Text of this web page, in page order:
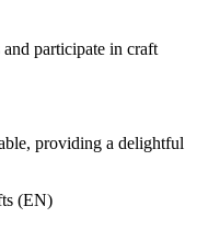
participate in craft
providing a delightful